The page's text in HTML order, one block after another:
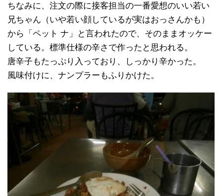
ちなみに、注文の際に接客担当の一番愛想のいい若い
兄ちゃん（いや若い顔しているが実はおっさんかも）
から「ペット ナ」と言われたので、そのままオッケー
している。標準仕様の辛さで作ったと思われる。
唐辛子もたっぷり入っており、しっかり辛かった。
風味付けに、ナンプラーもふりかけた。